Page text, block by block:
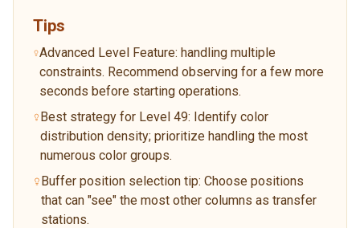
Tips
Advanced Level Feature: handling multiple
constraints. Recommend observing for a few more
seconds before starting operations.
Best strategy for Level 49: Identify color
distribution density; prioritize handling the most
numerous color groups.
Buffer position selection tip: Choose positions
that can "see" the most other columns as transfer
stations.